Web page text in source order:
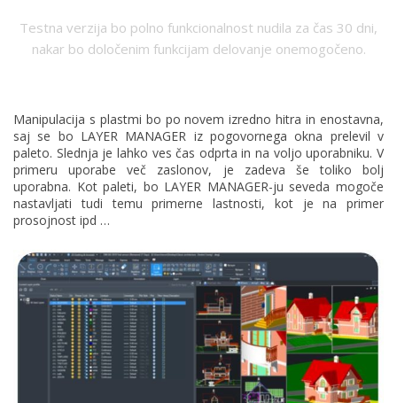
Testna verzija bo polno funkcionalnost nudila za čas 30 dni,
nakar bo določenim funkcijam delovanje onemogočeno.
Manipulacija s plastmi bo po novem izredno hitra in enostavna,
saj se bo LAYER MANAGER iz pogovornega okna prelevil v
paleto. Slednja je lahko ves čas odprta in na voljo uporabniku. V
primeru uporabe več zaslonov, je zadeva še toliko bolj
uporabna. Kot paleti, bo LAYER MANAGER-ju seveda mogoče
nastavljati tudi temu primerne lastnosti, kot je na primer
prosojnost ipd …